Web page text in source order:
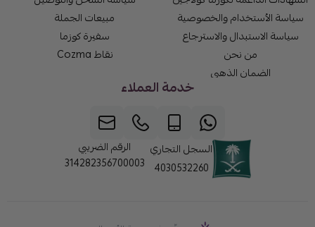
سياسة الأستخدام والخصوصية
سياسة الاستبدال والاسترجاع
من نحن
الضمان الذهبي
مبيعات الجملة
سفيرة كوزما
نقاط Cozma
خدمة العملاء
السجل التجاري
4030532260
الرقم الضريبي
314282356700003